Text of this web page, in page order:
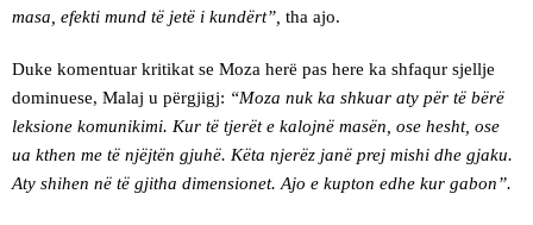
masa, efekti mund të jetë i kundërt”, tha ajo.
Duke komentuar kritikat se Moza herë pas here ka shfaqur sjellje
dominuese, Malaj u përgjigj: “Moza nuk ka shkuar aty për të bërë
leksione komunikimi. Kur të tjerët e kalojnë masën, ose hesht, ose
ua kthen me të njëjtën gjuhë. Këta njerëz janë prej mishi dhe gjaku.
Aty shihen në të gjitha dimensionet. Ajo e kupton edhe kur gabon”.